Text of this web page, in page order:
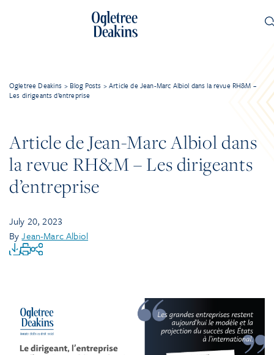
Ogletree Deakins > Blog Posts >Article de Jean-Marc Albiol dans la revue RH&M –
Les dirigeants d’entreprise
Article de Jean-Marc Albiol dans
la revue RH&M – Les dirigeants
d’entreprise
July 20, 2023
ByJean-Marc Albiol